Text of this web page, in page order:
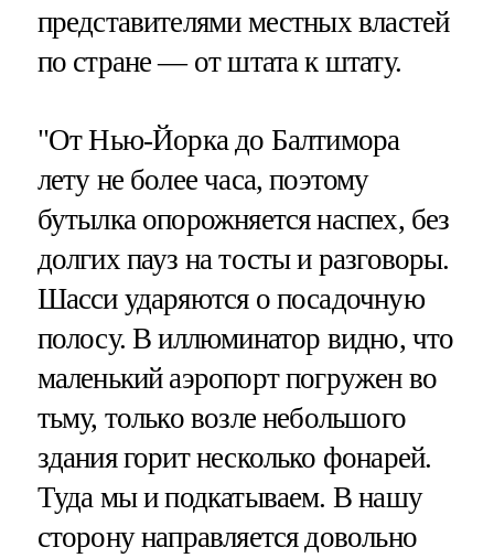
представителями местных властей
по стране — от штата к штату.
"От Нью-Йорка до Балтимора
лету не более часа, поэтому
бутылка опорожняется наспех, без
долгих пауз на тосты и разговоры.
Шасси ударяются о посадочную
полосу. В иллюминатор видно, что
маленький аэропорт погружен во
тьму, только возле небольшого
здания горит несколько фонарей.
Туда мы и подкатываем. В нашу
сторону направляется довольно